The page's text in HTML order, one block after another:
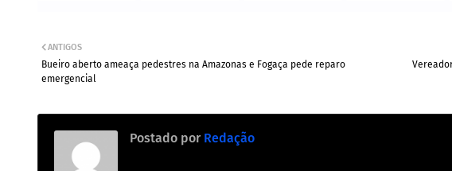
ANTIGOS
Bueiro aberto ameaça pedestres na Amazonas e Fogaça pede reparo
emergencial
Postado por Redação